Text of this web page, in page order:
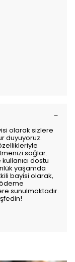
olarak sizlere
duyuyoruz.
sağlar.
kullanıcı dostu
yaşamda
bayisi olarak,
sunulmaktadır.